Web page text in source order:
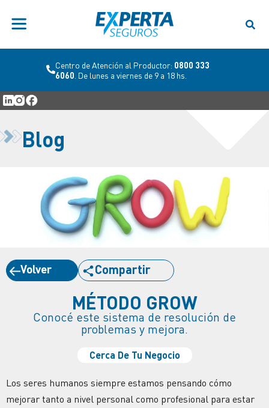
Centro de Atención al Productor: 0800 333
6060 . De lunes a viernes de 9 a 18 hs.
Blog
Volver Compartir
MÉTODO GROW
Conocé este sistema de resolución de
problemas y mejora.
Cerca De Tu Negocio
Los seres humanos siempre estamos pensando cómo
mejorar tanto a nivel personal como profesional para estar